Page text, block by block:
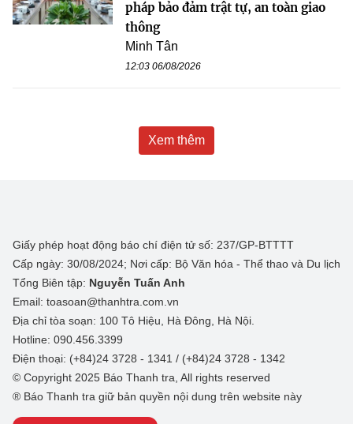
pháp bảo đảm trật tự, an toàn giao
thông
Minh Tân
12:03 06/08/2026
Xem thêm
Giấy phép hoạt động báo chí điện tử số: 237/GP-BTTTT
Cấp ngày: 30/08/2024; Nơi cấp: Bộ Văn hóa - Thể thao và Du lịch
Tổng Biên tập: Nguyễn Tuấn Anh
Email: toasoan@thanhtra.com.vn
Địa chỉ tòa soạn: 100 Tô Hiệu, Hà Đông, Hà Nội.
Hotline: 090.456.3399
Điện thoại: (+84)24 3728 - 1341 / (+84)24 3728 - 1342
© Copyright 2025 Báo Thanh tra, All rights reserved
® Báo Thanh tra giữ bản quyền nội dung trên website này